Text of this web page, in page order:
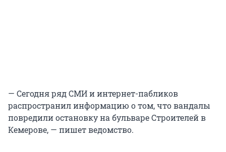
— Сегодня ряд СМИ и интернет-пабликов
распространил информацию о том, что вандалы
повредили остановку на бульваре Строителей в
Кемерове, — пишет ведомство.